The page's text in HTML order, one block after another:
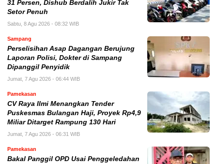
31 Persen, Dishub Berdalih Jukir Tak
Setor Penuh
Sabtu, 8 Agu 2026 - 08:32 WIB
Sampang
Perselisihan Asap Dagangan Berujung
Laporan Polisi, Dokter di Sampang
Dipanggil Penyidik
Jumat, 7 Agu 2026 - 06:44 WIB
Pamekasan
CV Raya Ilmi Menangkan Tender
Puskesmas Bulangan Haji, Proyek Rp4,9
Miliar Ditarget Rampung 130 Hari
Jumat, 7 Agu 2026 - 06:31 WIB
Pamekasan
Bakal Panggil OPD Usai Penggeledahan